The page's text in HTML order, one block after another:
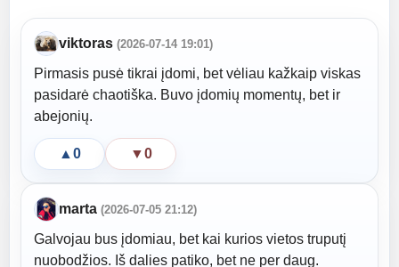
viktoras (2026-07-14 19:01)
Pirmasis pusė tikrai įdomi, bet vėliau kažkaip viskas
pasidarė chaotiška. Buvo įdomių momentų, bet ir
abejonių.
▲ 0 ▼0
marta (2026-07-05 21:12)
Galvojau bus įdomiau, bet kai kurios vietos truputį
nuobodžios. Iš dalies patiko, bet ne per daug.